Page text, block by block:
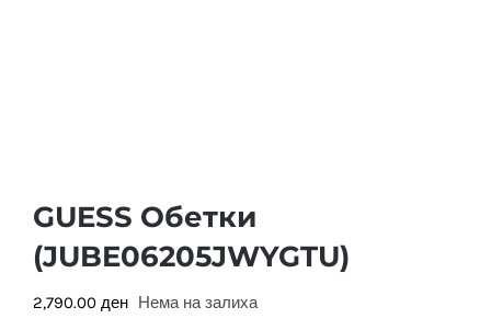
GUESS Обетки
(JUBE06205JWYGTU)
2,790.00 ден Нема на залиха